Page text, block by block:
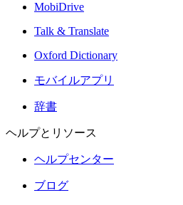
MobiDrive
Talk & Translate
Oxford Dictionary
モバイルアプリ
辞書
ヘルプとリソース
ヘルプセンター
ブログ